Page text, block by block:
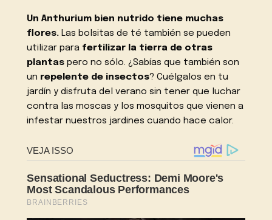
Un Anthurium bien nutrido tiene muchas
flores. Las bolsitas de té también se pueden
utilizar para fertilizar la tierra de otras
plantas pero no sólo. ¿Sabías que también son
un repelente de insectos? Cuélgalos en tu
jardín y disfruta del verano sin tener que luchar
contra las moscas y los mosquitos que vienen a
infestar nuestros jardines cuando hace calor.